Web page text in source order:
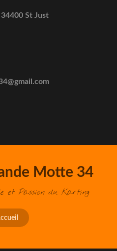
St Just
Motte 34
et Passion du Karting